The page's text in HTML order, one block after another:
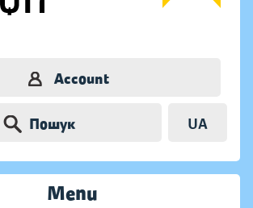
Account
Пошук UA
Menu